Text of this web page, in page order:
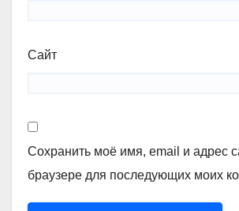
Сайт
Сохранить моё имя, email и адрес
браузере для последующих моих